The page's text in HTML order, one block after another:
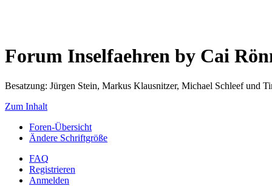
Forum Inselfaehren by Cai
Besatzung: Jürgen Stein, Markus Klausnitzer, Michael Schleef und
Zum Inhalt
Foren-Übersicht
Ändere Schriftgröße
FAQ
Registrieren
Anmelden